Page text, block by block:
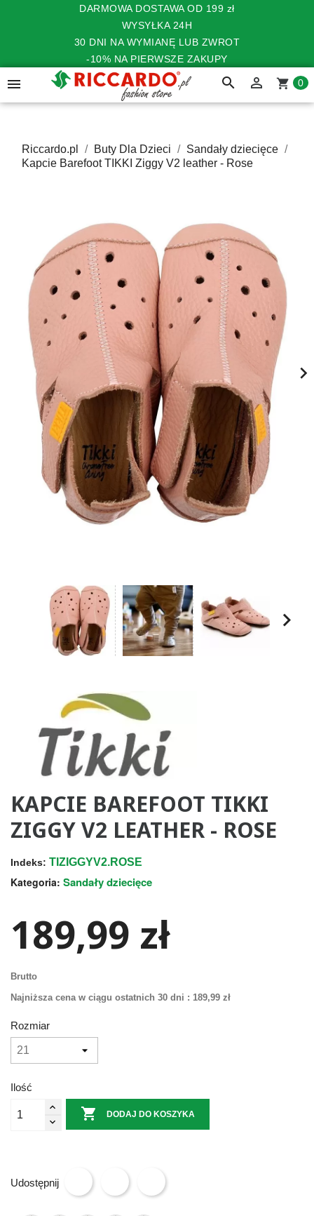
DARMOWA DOSTAWA OD 199 zł
WYSYŁKA 24H
30 DNI NA WYMIANĘ LUB ZWROT
-10% NA PIERWSZE ZAKUPY
 search  shopping_cart 0
Riccardo.pl Buty Dla Dzieci
Sandały dziecięce
Kapcie Barefoot TIKKI Ziggy V2 leather - Rose

KAPCIE BAREFOOT TIKKI
ZIGGY V2 LEATHER - ROSE
Indeks: TIZIGGYV2.ROSE
Kategoria: Sandały dziecięce
189,99 zł
Brutto
Najniższa cena w ciągu ostatnich 30 dni : 189,99 zł
Rozmiar
Ilość
 DODAJ DO KOSZYKA
Udostępnij